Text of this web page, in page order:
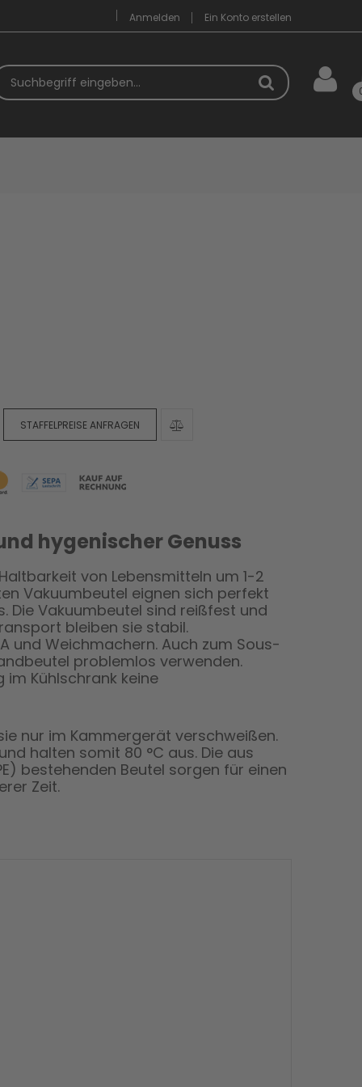
Anmelden Ein Konto erstellen
STAFFELPREISE ANFRAGEN
hygenischer Genuss
von Lebensmitteln um 1-2
Vakuumbeutel eignen sich perfekt
Die Vakuumbeutel sind reißfest und
bleiben sie stabil.
und Weichmachern. Auch zum Sous-
problemlos verwenden.
Kühlschrank keine
nur im Kammergerät verschweißen.
halten somit 80 °C aus. Die aus
bestehenden Beutel sorgen für einen
Zeit.